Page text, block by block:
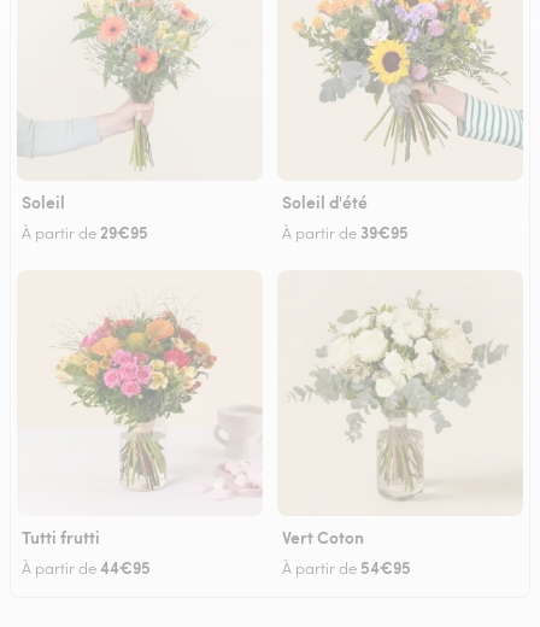
Soleil
À partir de29€95
Soleil d'été
À partir de 39€95
Tutti frutti
À partir de44€95
Vert Coton
À partir de 54€95